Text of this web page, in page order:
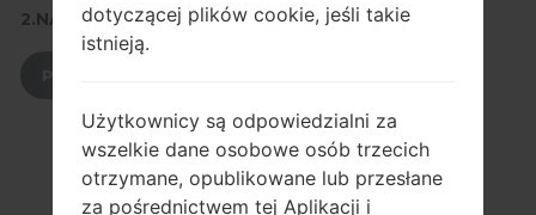
2.NACIŚNIJ, ABY POBRAĆ
dotyczącej plików cookie, jeśli takie
istnieją.
Użytkownicy są odpowiedzialni za
wszelkie dane osobowe osób trzecich
otrzymane, opublikowane lub przesłane
za pośrednictwem tej Aplikacji i